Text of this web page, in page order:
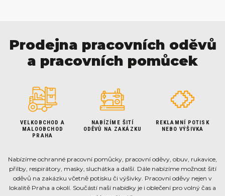
Prodejna pracovních oděvů
a pracovních pomůcek
VELKOBCHOD A
MALOOBCHOD
PRAHA
NABÍZÍME ŠITÍ
ODĚVŮ NA ZAKÁZKU
REKLAMNÍ POTISK
NEBO VÝŠIVKA
Nabízíme ochranné pracovní pomůcky, pracovní oděvy, obuv, rukavice,
přilby, respirátory, masky, sluchátka a další. Dále nabízíme možnost šití
oděvů na zakázku včetně potisku či výšivky. Pracovní oděvy nejen v
lokalitě Praha a okolí. Součástí naší nabídky je i oblečení pro volný čas a